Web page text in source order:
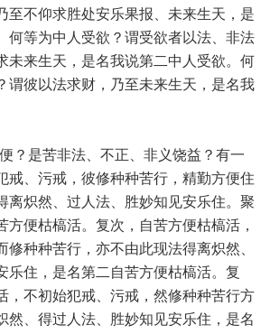
至不仰求胜处安乐果报、未来生天，是
何等为中人受欲？谓受欲者以法、非法
未来生天，是名我说第二中人受欲。何
谓彼以法求财，乃至未来生天，是名我
？是苦非法、不正、非义饶益？有一
戒、污戒，彼修种种苦行，精勤方便住
离炽然、过人法、胜妙知见安乐住。聚
方便枯槁活。复次，自苦方便枯槁活，
修种种苦行，亦不由此现法得离炽然、
乐住，是名第二自苦方便枯槁活。复
，不初始犯戒、污戒，然修种种苦行方
然、得过人法、胜妙知见安乐住，是名